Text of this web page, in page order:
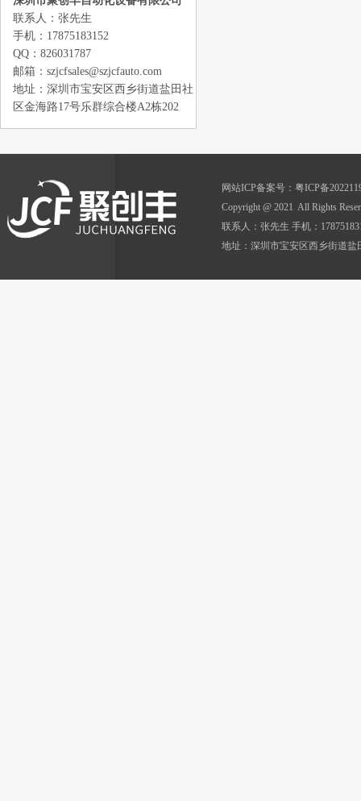
联系人：张先生
手机：17875183152
QQ：826031787
邮箱：szjcfsales@szjcfauto.com
地址：深圳市宝安区西乡街道盐田社
区金海路17号乐群综合楼A2栋202
网站ICP备案号： 粤ICP备
Copyright @ 2021 All Rights
联系人：张先生 手机：
地址：深圳市宝安区西乡街道盐